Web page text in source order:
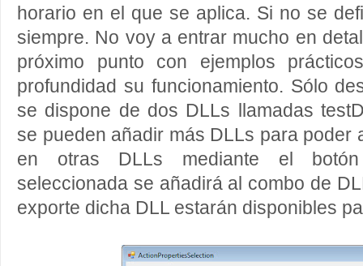
horario en el que se aplica. Si no se
siempre. No voy a entrar mucho en
próximo punto con ejemplos
profundidad su funcionamiento. Sólo
se dispone de dos DLLs llamadas
se pueden añadir más DLLs para poder
en otras DLLs mediante el
seleccionada se añadirá al combo de
exporte dicha DLL estarán disponibles